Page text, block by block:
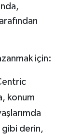
için:
konum
gibi derin,